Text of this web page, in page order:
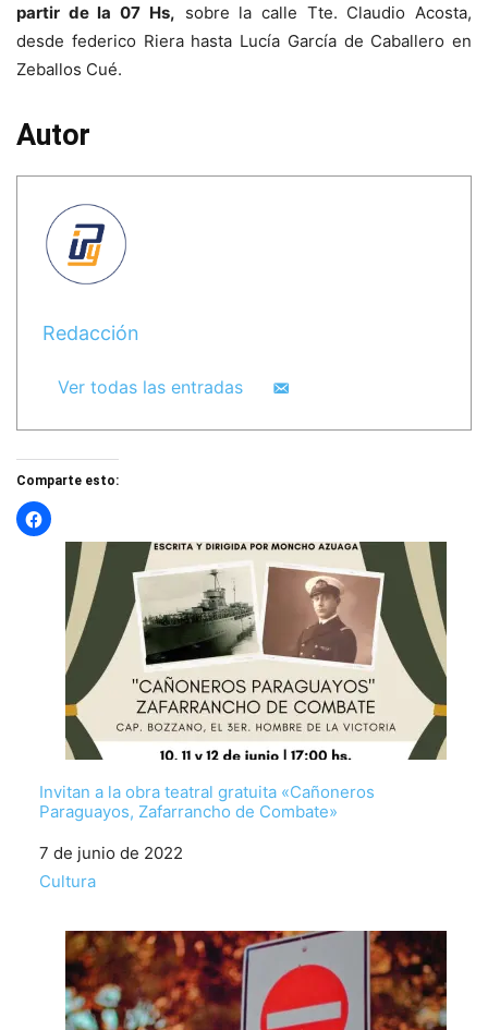
partir de la 07 Hs, sobre la calle Tte. Claudio Acosta,
desde federico Riera hasta Lucía García de Caballero en
Zeballos Cué.
Autor
Redacción
Ver todas las entradas
Comparte esto:
Invitan a la obra teatral gratuita «Cañoneros
Paraguayos, Zafarrancho de Combate»
Fecha
7 de junio de 2022
Respecto a
Cultura